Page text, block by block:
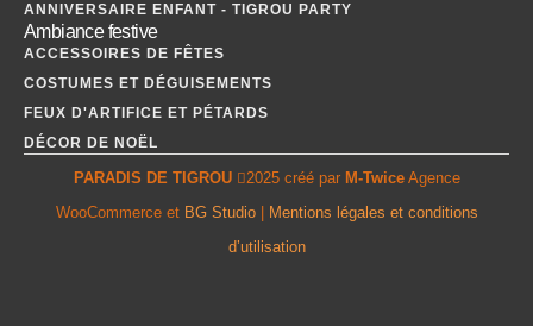
ANNIVERSAIRE ENFANT - TIGROU PARTY
Ambiance festive
ACCESSOIRES DE FÊTES
COSTUMES ET DÉGUISEMENTS
FEUX D'ARTIFICE ET PÉTARDS
DÉCOR DE NOËL
PARADIS DE TIGROU 2025 créé par M-TwiceAgence
WooCommerce et BG Studio|
Mentions légales et conditions
d’utilisation